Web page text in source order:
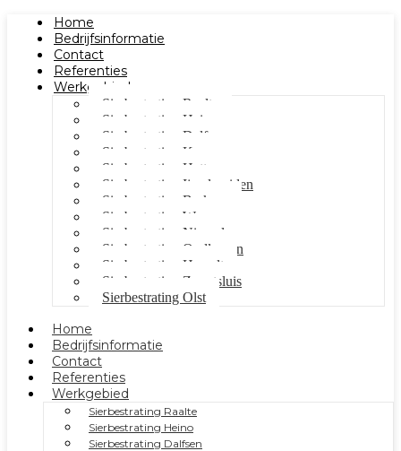
Home
Bedrijfsinformatie
Contact
Referenties
Werkgebied
Sierbestrating Raalte
Sierbestrating Heino
Sierbestrating Dalfsen
Sierbestrating Kampen
Sierbestrating Hattem
Sierbestrating Ijsselmuiden
Sierbestrating Berkum
Sierbestrating Wezep
Sierbestrating Nieuwleusen
Sierbestrating Oudleusen
Sierbestrating Hasselt
Sierbestrating Zwartsluis
Sierbestrating Olst
Home
Bedrijfsinformatie
Contact
Referenties
Werkgebied
Sierbestrating Raalte
Sierbestrating Heino
Sierbestrating Dalfsen